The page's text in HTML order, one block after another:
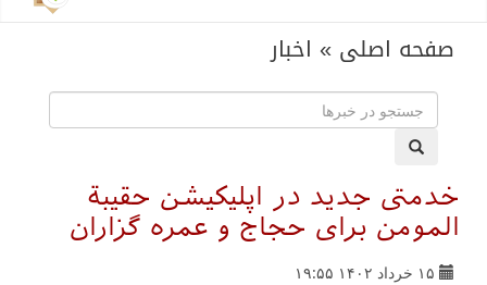
صفحه اصلی » اخبار
خدمتی جدید در اپلیکیشن حقیبة
المومن برای حجاج و عمره گزاران
۱۵ خرداد ۱۴۰۲ ۱۹:۵۵